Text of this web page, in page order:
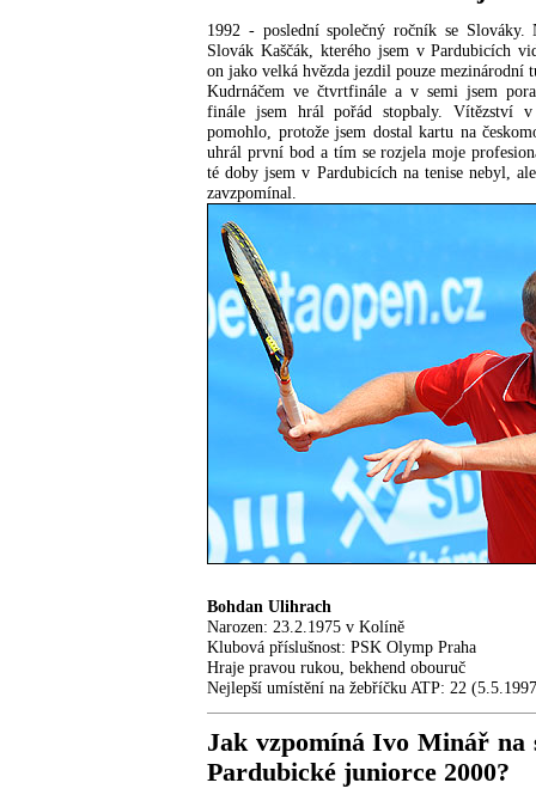
1992 - poslední společný ročník se
Slovák Kaščák, kterého jsem v Pardubicích
on jako velká hvězda jezdil pouze mezinárodní
Kudrnáčem ve čtvrtfinále a v semi jsem
finále jsem hrál pořád stopbaly. Vítězství v
pomohlo, protože jsem dostal kartu na
uhrál první bod a tím se rozjela moje
té doby jsem v Pardubicích na tenise nebyl,
zavzpomínal.
Bohdan Ulihrach
Narozen: 23.2.1975 v Kolíně
Klubová příslušnost: PSK Olymp Praha
Hraje pravou rukou, bekhend obouruč
Nejlepší umístění na žebříčku ATP: 22
Jak vzpomíná Ivo Minář na
Pardubické juniorce 2000?